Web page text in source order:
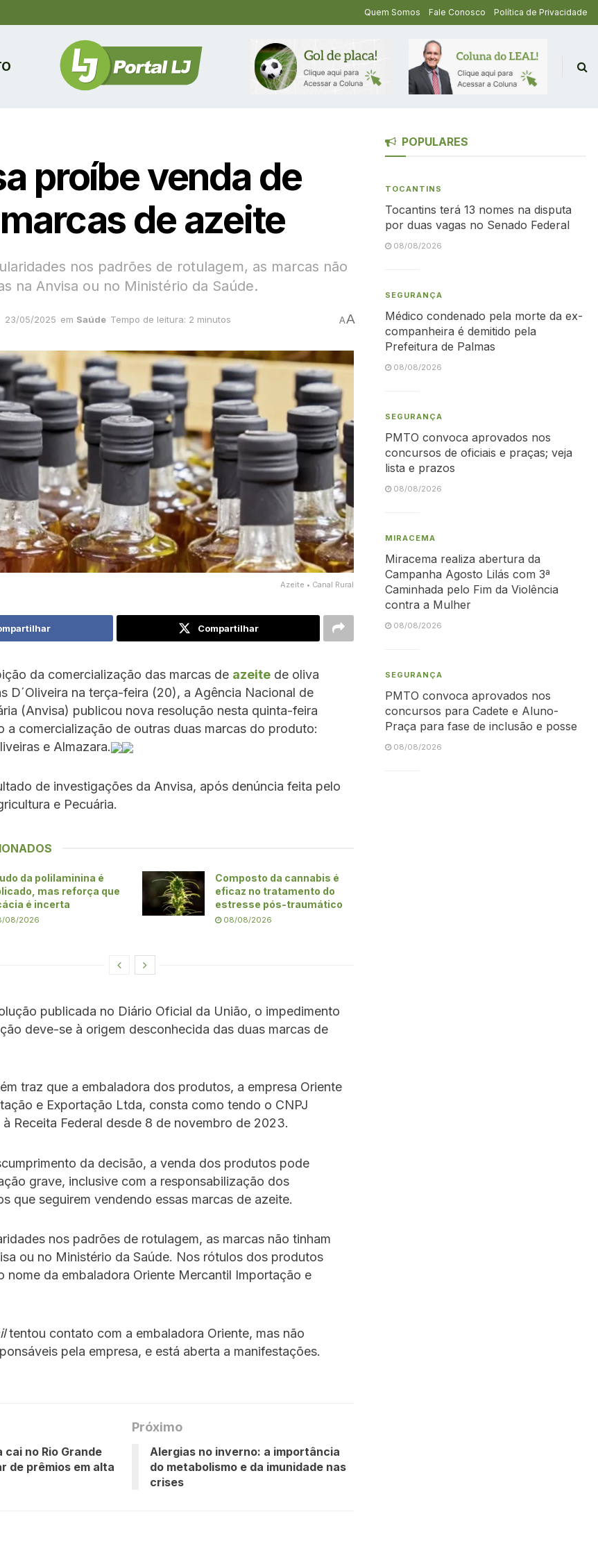
Quem Somos Fale Conosco Política de Privacidade
proíbe venda de
de azeite
nos padrões de rotulagem, as marcas não
na Anvisa ou no Ministério da Saúde.
23/05/2025 em Saúde Tempo de leitura: 2 minutos AA
Azeite • Canal Rural
Compartilhar
da comercialização das marcas de azeite de oliva
D´Oliveira na terça-feira (20), a Agência Nacional de
(Anvisa) publicou nova resolução nesta quinta-feira
a comercialização de outras duas marcas do produto:
e Almazara.
de investigações da Anvisa, após denúncia feita pelo
e Pecuária.
da polilaminina é
mas reforça que
é incerta
08/2026
Composto da cannabis é
eficaz no tratamento do
estresse pós-traumático
08/08/2026
publicada no Diário Oficial da União, o impedimento
deve-se à origem desconhecida das duas marcas de
traz que a embaladora dos produtos, a empresa Oriente
e Exportação Ltda, consta como tendo o CNPJ
Receita Federal desde 8 de novembro de 2023.
da decisão, a venda dos produtos pode
grave, inclusive com a responsabilização dos
que seguirem vendendo essas marcas de azeite.
nos padrões de rotulagem, as marcas não tinham
ou no Ministério da Saúde. Nos rótulos dos produtos
nome da embaladora Oriente Mercantil Importação e
tentou contato com a embaladora Oriente, mas não
pela empresa, e está aberta a manifestações.
cai no Rio Grande
de prêmios em alta
Próximo
Alergias no inverno: a importância
do metabolismo e da imunidade nas
crises
POPULARES
TOCANTINS
Tocantins terá 13 nomes na disputa
por duas vagas no Senado Federal
08/08/2026
SEGURANÇA
Médico condenado pela morte da ex-
companheira é demitido pela
Prefeitura de Palmas
08/08/2026
SEGURANÇA
PMTO convoca aprovados nos
concursos de oficiais e praças; veja
lista e prazos
08/08/2026
MIRACEMA
Miracema realiza abertura da
Campanha Agosto Lilás com 3ª
Caminhada pelo Fim da Violência
contra a Mulher
08/08/2026
SEGURANÇA
PMTO convoca aprovados nos
concursos para Cadete e Aluno-
Praça para fase de inclusão e posse
08/08/2026